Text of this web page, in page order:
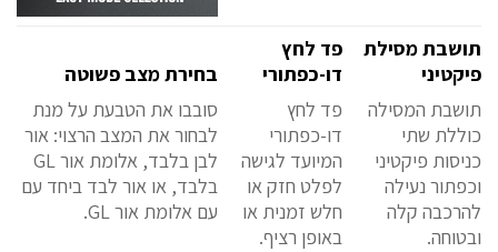
תושבת מסילת
פיקטיני
תושבת המסילה
כוללת שתי
כניסות פיקטיני
וכפתור נעילה
להרכבה קלה
ובטוחה.
פד לחץ
דו-כפתורי
פד לחץ
דו-כפתורי
המיועד לגישה
לפלט חזק או
חלש זמנית או
באופן רציף.
בחירת מצב פשוטה
סובבו את הטבעת על מנת
לבחור את המצב הרצוי: אור
לבן בלבד, אלומת אור GL
בלבד, או אור לבד ביחד עם
עם אלומת אור GL.